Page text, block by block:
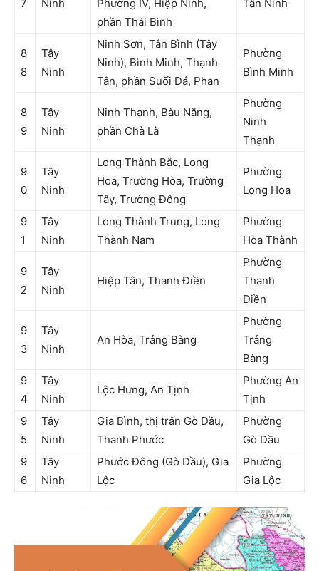
7
Ninh
Phường IV, Hiệp Ninh,
phần Thái Bình
Tân Ninh
8
8
Tây
Ninh
Ninh Sơn, Tân Bình (Tây
Ninh), Bình Minh, Thạnh
Tân, phần Suối Đá, Phan
Phường
Bình Minh
8
9
Tây
Ninh
Ninh Thạnh, Bàu Năng,
phần Chà Là
Phường
Ninh
Thạnh
9
0
Tây
Ninh
Long Thành Bắc, Long
Hoa, Trường Hòa, Trường
Tây, Trường Đông
Phường
Long Hoa
9
1
Tây
Ninh
Long Thành Trung, Long
Thành Nam
Phường
Hòa Thành
9
2
Tây
Ninh
Hiệp Tân, Thanh Điền
Phường
Thanh
Điền
9
3
Tây
Ninh
An Hòa, Trảng Bàng
Phường
Trảng
Bàng
9
4
Tây
Ninh
Lộc Hưng, An Tịnh
Phường An
Tịnh
9
5
Tây
Ninh
Gia Bình, thị trấn Gò Dầu,
Thanh Phước
Phường
Gò Dầu
9
6
Tây
Ninh
Phước Đông (Gò Dầu), Gia
Lộc
Phường
Gia Lộc